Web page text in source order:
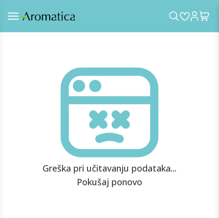
Greška pri učitavanju podataka...
Pokušaj ponovo